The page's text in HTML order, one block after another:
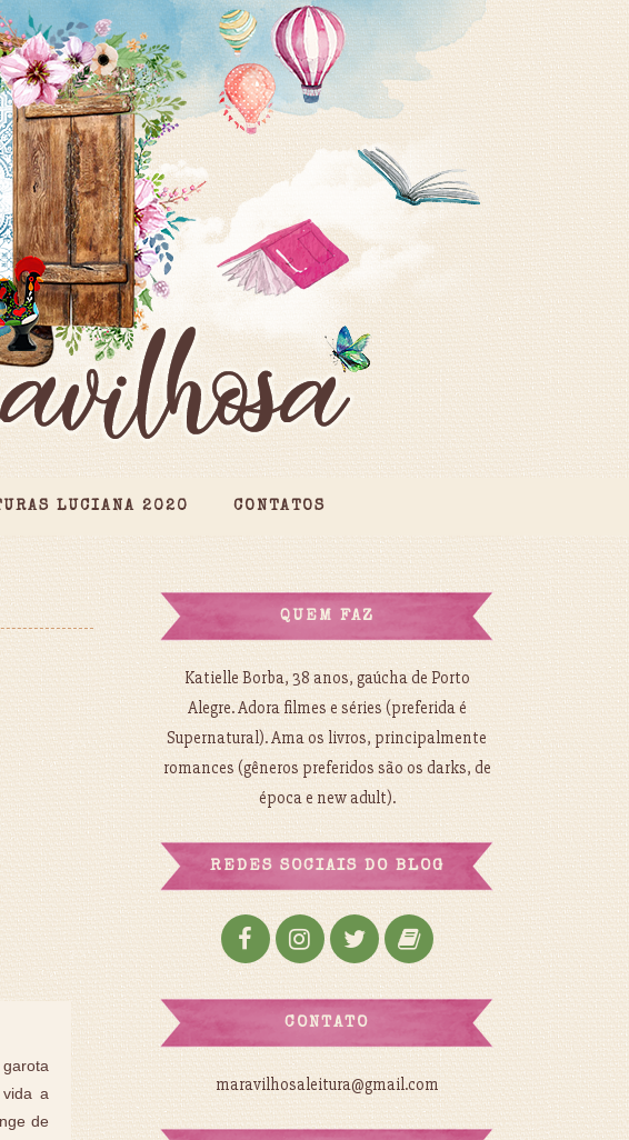
LUCIANA 2020 CONTATOS
a
de
QUEM FAZ
Katielle Borba, 38 anos, gaúcha de Porto
Alegre. Adora filmes e séries (preferida é
Supernatural). Ama os livros, principalmente
romances (gêneros preferidos são os darks, de
época e new adult).
REDES SOCIAIS DO BLOG
CONTATO
maravilhosaleitura@gmail.com